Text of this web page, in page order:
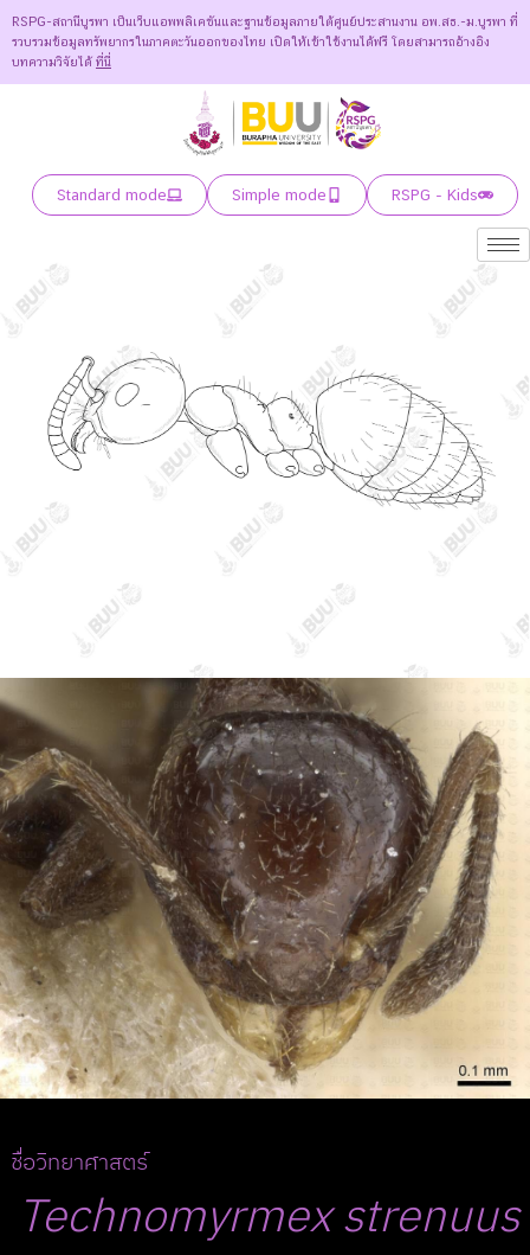
RSPG-สถานีบูรพา เป็นเว็บแอพพลิเคชันและฐานข้อมูลภายใต้ศูนย์ประสานงาน อพ.สธ.-ม.บูรพา ที่
รวบรวมข้อมูลทรัพยากรในภาคตะวันออกของไทย เปิดให้เข้าใช้งานได้ฟรี โดยสามารถอ้างอิง
บทความวิจัยได้ ที่นี่
Standard mode Simple mode RSPG - Kids
ชื่อวิทยาศาสตร์
Technomyrmex strenuus